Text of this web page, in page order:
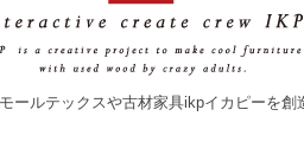
ールテックスや古材家具ikpイカピーを創